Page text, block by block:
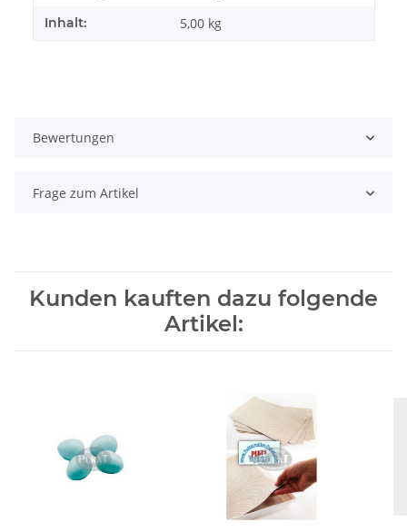
Inhalt: 5,00 kg
Bewertungen
Frage zum Artikel
Kunden kauften dazu folgende
Artikel: